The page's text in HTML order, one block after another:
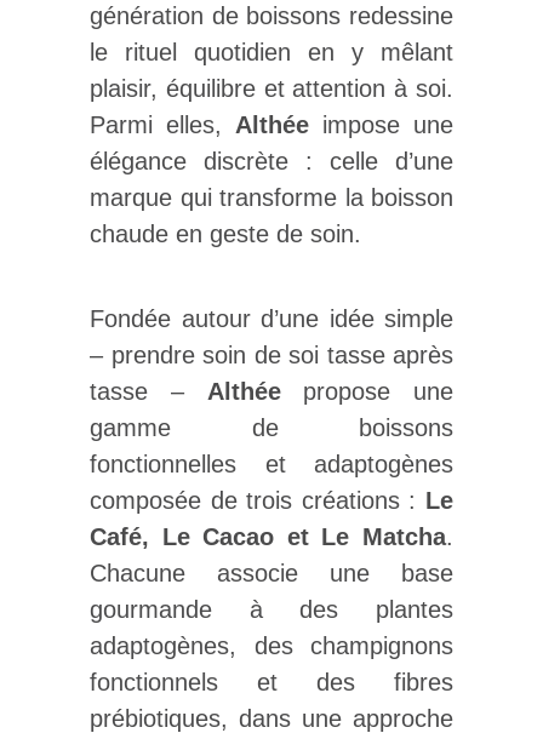
génération de boissons redessine
le rituel quotidien en y mêlant
plaisir, équilibre et attention à soi.
Parmi elles, Althée impose une
élégance discrète : celle d’une
marque qui transforme la boisson
chaude en geste de soin.
Fondée autour d’une idée simple
– prendre soin de soi tasse après
tasse – Althéepropose une
gamme de boissons
fonctionnelles et adaptogènes
composée de trois créations : Le
Café, Le Cacao et Le Matcha.
Chacune associe une base
gourmande à des plantes
adaptogènes, des champignons
fonctionnels et des fibres
prébiotiques, dans une approche